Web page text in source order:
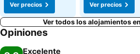
Ver precios
Ver precios
Ver todos los alojamientos
Opiniones
Excelente